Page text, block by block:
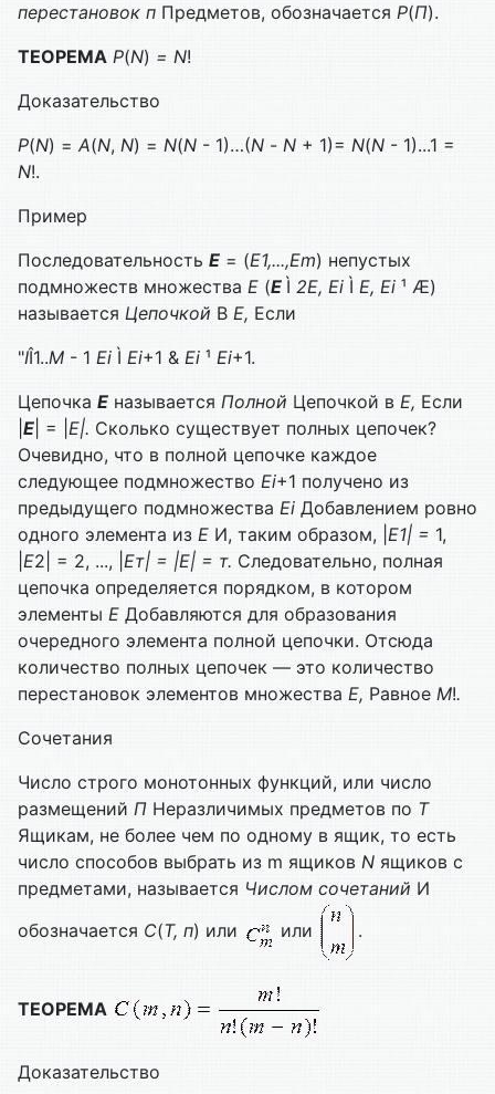
перестановок п Предметов, обо­значается Р(П).
ТЕОРЕМА Р(N) = N!
Доказательство
Р(N) = А(N, N) = N(N - 1)…(N - N + 1)= N(N - 1)...1 =
N!.
Пример
Последовательность E = (E1,...,Em) непустых
подмножеств множества Е (E Ì 2E, Ei Ì Е, Ei ¹ Æ)
называется Цепочкой В Е, Если
"IÎ1..M - 1 Ei Ì Ei+1 & Ei ¹ Ei+1.
Цепочка E называется Полной Цепочкой в Е, Если
E | = | Е|. Сколько существует полных цепочек?
Очевидно, что в полной цепочке каждое
следующее подмноже­ство Ei+1 получено из
предыдущего подмножества Ei Добавлением ровно
одного элемента из Е И, таким образом, | E1| = 1,
E2| = 2, ..., | Ет| = |Е| = т. Следова­тельно, полная
цепочка определяется порядком, в котором
элементы Е Добавля­ются для образования
очередного элемента полной цепочки. Отсюда
количество полных цепочек — это количество
перестановок элементов множества Е, Рав­ное M!.
Сочетания
Число строго монотонных функций, или число
размещений П Неразличимых предметов по Т
Ящикам, не более чем по одному в ящик, то есть
число способов выбрать из m ящиков N ящиков с
предметами, называется Числом сочетаний И
обозначается С(Т, п) или или .
ТЕОРЕМА
Доказательство